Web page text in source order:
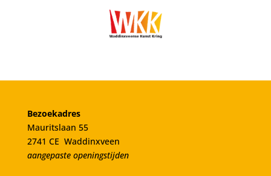
Bezoekadres
Mauritslaan 55
2741 CE Waddinxveen
aangepaste openingstijden